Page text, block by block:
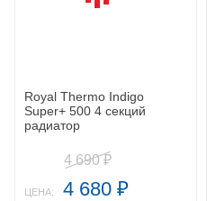
Royal Thermo Indigo
Super+ 500 4 секций
радиатор
4 690₽
ЦЕНА: 4 680 ₽